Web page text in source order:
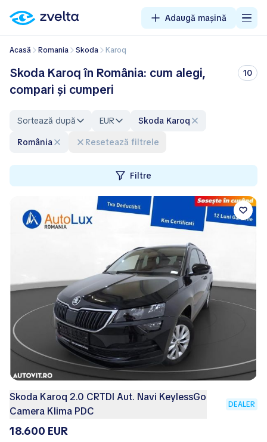
Adaugă mașină
Acasă Romania Skoda Karoq
Skoda Karoq în România: cum alegi,
compari și cumperi
10
Sortează după EUR
Skoda Karoq
România
Resetează filtrele
Filtre
Skoda Karoq 2.0 CRTDI Aut. Navi KeylessGo
Camera Klima PDC
DEALER
18.600 EUR